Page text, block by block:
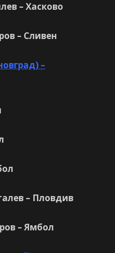
– Хасково
– Сливен
–
– Пловдив
– Ямбол